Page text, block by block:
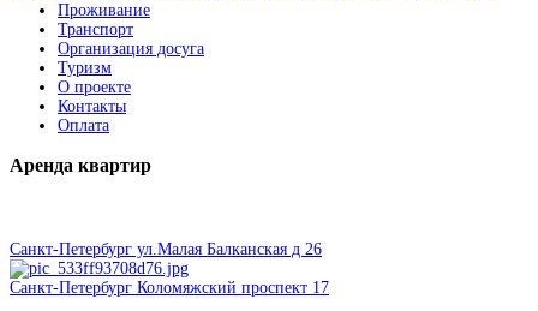
Проживание
Транспорт
Организация досуга
Туризм
О проекте
Контакты
Оплата
Аренда квартир
Санкт-Петербург ул.Малая Балканская д 26
Санкт-Петербург Коломяжский проспект 17